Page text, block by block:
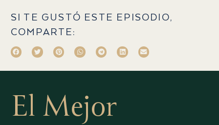
SI TE GUSTÓ ESTE EPISODIO,
COMPARTE:
El Mejor